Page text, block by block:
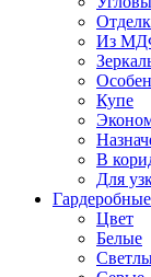
Из
Купе
В
Для
Гардеробные
Цвет
Белые